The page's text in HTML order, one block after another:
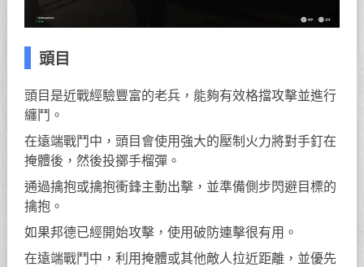
頭目
頭目是近戰經驗豐富的老兵，能夠有效格擋攻擊並進行
纏鬥。
在遠端戰鬥中，頭目會使用強大的壓制火力將對手釘在
掩體後，然後投擲手榴彈。
通過擒抱或擒抱衝鋒主動出擊，並準備側步閃避目標的
擒抱。
如果邦德已經開始攻擊，使用破防連擊很有用。
在遠端戰鬥中，利用掩體或其他敵人拉近距離，並優先